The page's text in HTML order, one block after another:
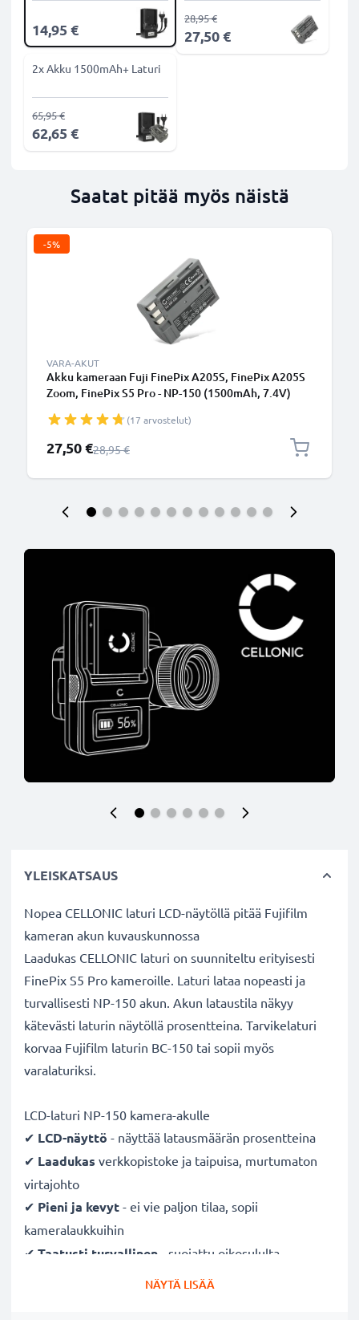
14,95 € 27,50 €
28,95 €
2x Akku 1500mAh+ Laturi
62,65 €
65,95 €
Saatat pitää myös näistä
-5%
VARA-AKUT
Akku kameraan Fuji FinePix A205S, FinePix A205S
Zoom, FinePix S5 Pro - NP-150 (1500mAh, 7.4V)
(17 arvostelut)
Erikoishinta
27,50 €Normaali hinta
28,95 €
YLEISKATSAUS
Nopea CELLONIC laturi LCD-näytöllä pitää Fujifilm
kameran akun kuvauskunnossa
Laadukas CELLONIC laturi on suunniteltu erityisesti
FinePix S5 Pro kameroille. Laturi lataa nopeasti ja
turvallisesti NP-150 akun. Akun lataustila näkyy
kätevästi laturin näytöllä prosentteina. Tarvikelaturi
korvaa Fujifilm laturin BC-150 tai sopii myös
varalaturiksi.
LCD-laturi NP-150 kamera-akulle
✔ LCD-näyttö - näyttää latausmäärän prosentteina
✔ Laadukas verkkopistoke ja taipuisa, murtumaton
virtajohto
✔ Pieni ja kevyt - ei vie paljon tilaa, sopii
kameralaukkuihin
✔ Taatusti turvallinen - suojattu oikosululta,
ylikuumenemiselta ja ylijännitteeltä
NÄYTÄ LISÄÄ